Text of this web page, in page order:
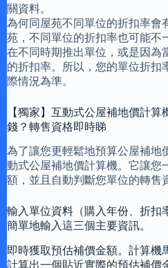
關資料。
為何同屋苑不同單位的折扣率會
苑，不同單位的折扣率也可能不
在不同時期推出單位，或是因為
的折扣率。所以，您的單位折扣
際情況為準。
【獨家】互動式公屋補地價計
錢？轉售資格即時睇
為了讓您更輕鬆地預算公屋補地
動式公屋補地價計算機。它讓您
額，並且自動判斷您單位的轉售
輸入單位資料（購入年份、折扣
簡單地輸入這三個主要資訊。
即時獲取預估補價金額。計算機
計算出一個貼近實際的預估補價